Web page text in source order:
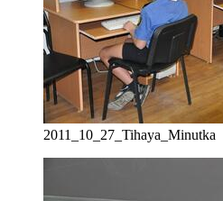
2011_10_27_Tihaya_Minutka